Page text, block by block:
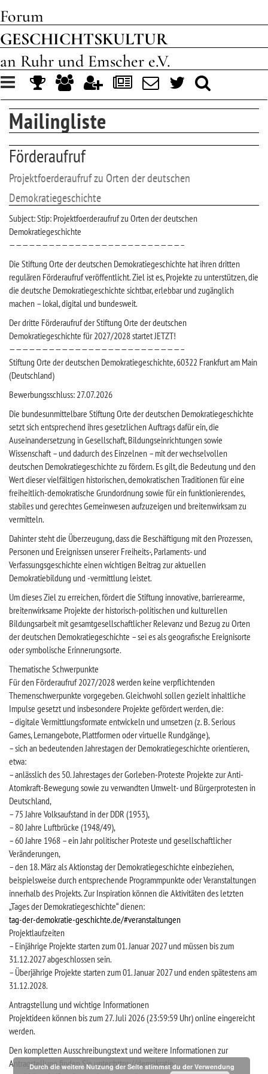
Forum
GESCHICHTSKULTUR
an Ruhr und Emscher e.V.
Toggle
navigation
Mailingliste
Förderaufruf
Projektfoerderaufruf zu Orten der deutschen
Demokratiegeschichte
Subject: Stip: Projektfoerderaufruf zu Orten der deutschen
Demokratiegeschichte
——————————————————————————–
Die Stiftung Orte der deutschen Demokratiegeschichte hat ihren dritten
regulären Förderaufruf veröffentlicht. Ziel ist es, Projekte zu unterstützen, die
die deutsche Demokratiegeschichte sichtbar, erlebbar und zugänglich
machen – lokal, digital und bundesweit.
Der dritte Förderaufruf der Stiftung Orte der deutschen
Demokratiegeschichte für 2027/2028 startet JETZT!
——————————————————————————–
Stiftung Orte der deutschen Demokratiegeschichte, 60322 Frankfurt am Main
(Deutschland)
Bewerbungsschluss: 27.07.2026
Die bundesunmittelbare Stiftung Orte der deutschen Demokratiegeschichte
setzt sich entsprechend ihres gesetzlichen Auftrags dafür ein, die
Auseinandersetzung in Gesellschaft, Bildungseinrichtungen sowie
Wissenschaft – und dadurch des Einzelnen – mit der wechselvollen
deutschen Demokratiegeschichte zu fördern. Es gilt, die Bedeutung und den
Wert dieser vielfältigen historischen, demokratischen Traditionen für eine
freiheitlich-demokratische Grundordnung sowie für ein funktionierendes,
stabiles und gerechtes Gemeinwesen aufzuzeigen und breitenwirksam zu
vermitteln.
Dahinter steht die Überzeugung, dass die Beschäftigung mit den Prozessen,
Personen und Ereignissen unserer Freiheits-, Parlaments- und
Verfassungsgeschichte einen wichtigen Beitrag zur aktuellen
Demokratiebildung und -vermittlung leistet.
Um dieses Ziel zu erreichen, fördert die Stiftung innovative, barrierearme,
breitenwirksame Projekte der historisch-politischen und kulturellen
Bildungsarbeit mit gesamtgesellschaftlicher Relevanz und Bezug zu Orten
der deutschen Demokratiegeschichte – sei es als geografische Ereignisorte
oder symbolische Erinnerungsorte.
Thematische Schwerpunkte
Für den Förderaufruf 2027/2028 werden keine verpflichtenden
Themenschwerpunkte vorgegeben. Gleichwohl sollen gezielt inhaltliche
Impulse gesetzt und insbesondere Projekte gefördert werden, die:
– digitale Vermittlungsformate entwickeln und umsetzen (z. B. Serious
Games, Lernangebote, Plattformen oder virtuelle Rundgänge),
– sich an bedeutenden Jahrestagen der Demokratiegeschichte orientieren,
etwa:
– anlässlich des 50. Jahrestages der Gorleben-Proteste Projekte zur Anti-
Atomkraft-Bewegung sowie zu verwandten Umwelt- und Bürgerprotesten in
Deutschland,
– 75 Jahre Volksaufstand in der DDR (1953),
– 80 Jahre Luftbrücke (1948/49),
– 60 Jahre 1968 – ein Jahr politischer Proteste und gesellschaftlicher
Veränderungen,
– den 18. März als Aktionstag der Demokratiegeschichte einbeziehen,
beispielsweise durch entsprechende Programmpunkte oder Veranstaltungen
innerhalb des Projekts. Zur Inspiration können die Aktivitäten des letzten
„Tages der Demokratiegeschichte“ dienen:
tag-der-demokratie-geschichte.de/#veranstaltungen
Projektlaufzeiten
– Einjährige Projekte starten zum 01. Januar 2027 und müssen bis zum
31.12.2027 abgeschlossen sein.
– Überjährige Projekte starten zum 01. Januar 2027 und enden spätestens am
31.12.2028.
Antragstellung und wichtige Informationen
Projektideen können bis zum 27. Juli 2026 (23:59:59 Uhr) online eingereicht
werden.
Den kompletten Ausschreibungstext und weitere Informationen zur
Antragstellung finden Sie unter:https://demokratie-
Durch die weitere Nutzung der Seite stimmst du der Verwendung